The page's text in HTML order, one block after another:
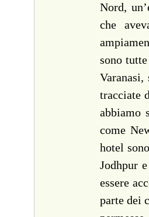
Nord,
che
sono
tracciate
abbiamo
come
hotel
Jodhpur
essere
parte dei